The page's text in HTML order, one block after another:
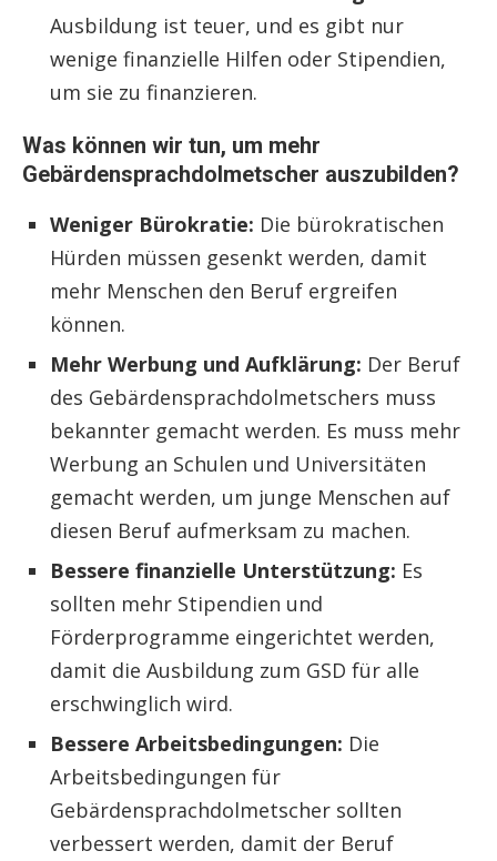
Ausbildung ist teuer, und es gibt nur
wenige finanzielle Hilfen oder Stipendien,
um sie zu finanzieren.
Was können wir tun, um mehr
Gebärdensprachdolmetscher auszubilden?
Weniger Bürokratie: Die bürokratischen
Hürden müssen gesenkt werden, damit
mehr Menschen den Beruf ergreifen
können.
Mehr Werbung und Aufklärung: Der Beruf
des Gebärdensprachdolmetschers muss
bekannter gemacht werden. Es muss mehr
Werbung an Schulen und Universitäten
gemacht werden, um junge Menschen auf
diesen Beruf aufmerksam zu machen.
Bessere finanzielle Unterstützung: Es
sollten mehr Stipendien und
Förderprogramme eingerichtet werden,
damit die Ausbildung zum GSD für alle
erschwinglich wird.
Bessere Arbeitsbedingungen: Die
Arbeitsbedingungen für
Gebärdensprachdolmetscher sollten
verbessert werden, damit der Beruf